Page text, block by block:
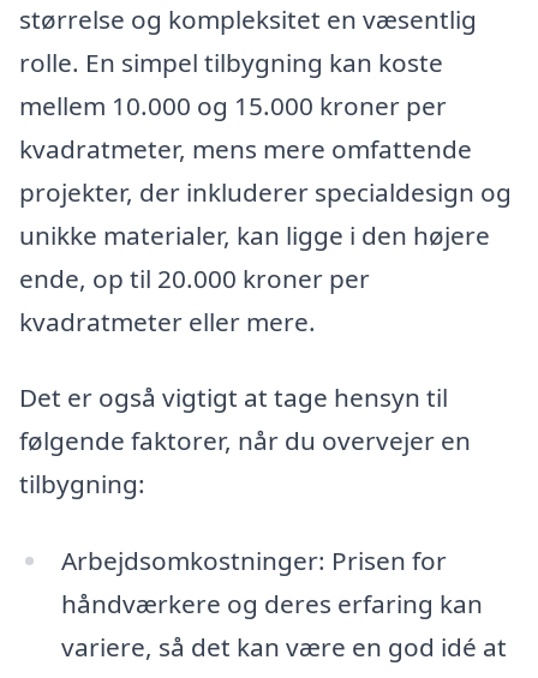
størrelse og kompleksitet en væsentlig
rolle. En simpel tilbygning kan koste
mellem 10.000 og 15.000 kroner per
kvadratmeter, mens mere omfattende
projekter, der inkluderer specialdesign og
unikke materialer, kan ligge i den højere
ende, op til 20.000 kroner per
kvadratmeter eller mere.
Det er også vigtigt at tage hensyn til
følgende faktorer, når du overvejer en
tilbygning:
Arbejdsomkostninger: Prisen for
håndværkere og deres erfaring kan
variere, så det kan være en god idé at